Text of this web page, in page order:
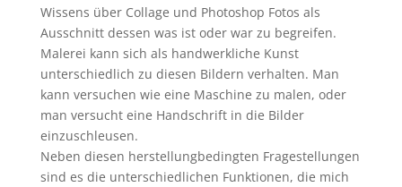
Wissens über Collage und Photoshop Fotos als
Ausschnitt dessen was ist oder war zu begreifen.
Malerei kann sich als handwerkliche Kunst
unterschiedlich zu diesen Bildern verhalten. Man
kann versuchen wie eine Maschine zu malen, oder
man versucht eine Handschrift in die Bilder
einzuschleusen.
Neben diesen herstellungbedingten Fragestellungen
sind es die unterschiedlichen Funktionen, die mich